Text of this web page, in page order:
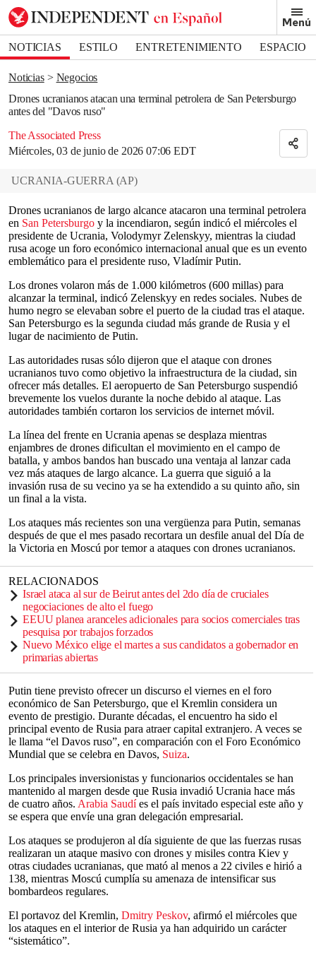
Menú
NOTICIAS ESTILO ENTRETENIMIENTO
ESPACIO
DEPORTES
Noticias
Negocios
Drones ucranianos atacan una terminal petrolera de San Petersburgo
antes del "Davos ruso"
The Associated Press
Miércoles, 03 de junio de 2026 07:06 EDT
Bookmark popover
Removed from bookmarks
Close popover
UCRANIA-GUERRA (AP)
Drones ucranianos de largo alcance atacaron una terminal petrolera
en San Petersburgo y la incendiaron, según indicó el miércoles el
presidente de Ucrania, Volodymyr Zelenskyy, mientras la ciudad
rusa acoge un foro económico internacional anual que es un evento
emblemático para el presidente ruso, Vladímir Putin.
Los drones volaron más de 1.000 kilómetros (600 millas) para
alcanzar la terminal, indicó Zelenskyy en redes sociales. Nubes de
humo negro se elevaban sobre el puerto de la ciudad tras el ataque.
San Petersburgo es la segunda ciudad más grande de Rusia y el
lugar de nacimiento de Putin.
Las autoridades rusas sólo dijeron que el ataque con drones
ucranianos tuvo como objetivo la infraestructura de la ciudad, sin
ofrecer más detalles. El aeropuerto de San Petersburgo suspendió
brevemente los vuelos durante la noche debido al ataque. Las
autoridades también cortaron los servicios de internet móvil.
La línea del frente en Ucrania apenas se desplaza mientras
enjambres de drones dificultan el movimiento en el campo de
batalla, y ambos bandos han buscado una ventaja al lanzar cada
vez más ataques de largo alcance. La guerra que siguió a la
invasión rusa de su vecino ya se ha extendido a su quinto año, sin
un final a la vista.
Los ataques más recientes son una vergüenza para Putin, semanas
después de que el mes pasado recortara un desfile anual del Día de
la Victoria en Moscú por temor a ataques con drones ucranianos.
RELACIONADOS
Israel ataca al sur de Beirut antes del 2do día de cruciales
negociaciones de alto el fuego
EEUU planea aranceles adicionales para socios comerciales tras
pesquisa por trabajos forzados
Nuevo México elige el martes a sus candidatos a gobernador en
primarias abiertas
Putin tiene previsto ofrecer un discurso el viernes en el foro
económico de San Petersburgo, que el Kremlin considera un
evento de prestigio. Durante décadas, el encuentro ha sido el
principal evento de Rusia para atraer capital extranjero. A veces se
le llama “el Davos ruso”, en comparación con el Foro Económico
Mundial que se celebra en Davos, Suiza.
Los principales inversionistas y funcionarios occidentales se han
mantenido al margen desde que Rusia invadió Ucrania hace más
de cuatro años. Arabia Saudíes el país invitado especial este año y
se espera que envíe una gran delegación empresarial.
Los ataques se produjeron al día siguiente de que las fuerzas rusas
realizaran un ataque masivo con drones y misiles contra Kiev y
otras ciudades ucranianas, que mató al menos a 22 civiles e hirió a
138, mientras Moscú cumplía su amenaza de intensificar sus
bombardeos regulares.
El portavoz del Kremlin, Dmitry Peskov, afirmó el miércoles que
los ataques en el interior de Rusia ya han adquirido un carácter
“sistemático”.